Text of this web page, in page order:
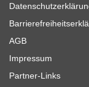
AGB
Impressum
Partner-Links